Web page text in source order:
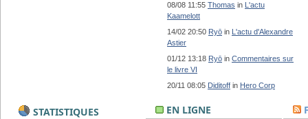
08/08 11:55 Thomas in L'actu
Kaamelott
14/02 20:50 Ryō in L'actu d'Alexandre
Astier
01/12 13:18 Ryō in Commentaires sur
le livre VI
20/11 08:05 Diditoff in Hero Corp
STATISTIQUES EN LIGNE